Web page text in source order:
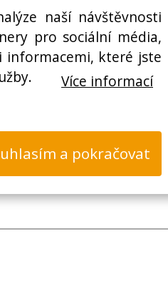
naší návštěvnosti
pro sociální média,
informacemi, které jste
Více informací
a pokračovat